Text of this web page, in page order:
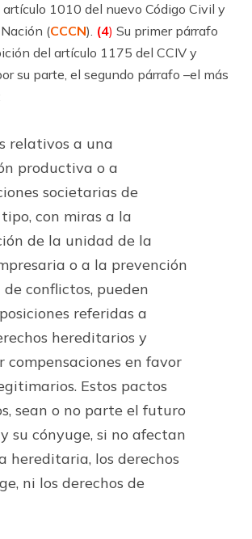
1010 del nuevo Código Civil y
(CCCN). (4) Su primer párrafo
del ar­tícu­lo 1175 del CCIV y
su parte, el segundo párrafo –el más
relativos a una
productiva o a
societarias de
con miras a la
de la unidad de la
o a la prevención
de conflictos, pueden
referidas a
hereditarios y
compensaciones en favor
Estos pactos
sean o no parte el futuro
su cónyuge, si no afectan
hereditaria, los derechos
ni los derechos de